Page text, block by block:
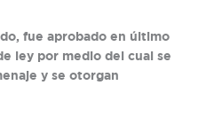
fue aprobado en último
ley por medio del cual se
y se otorgan